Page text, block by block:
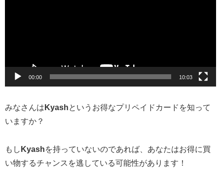
00:00 10:03
みなさんは Kyashというお得なプリペイドカードを知って
いますか？
もし Kyashを持っていないのであれば、あなたはお得に買
い物するチャンスを逃している可能性があります！